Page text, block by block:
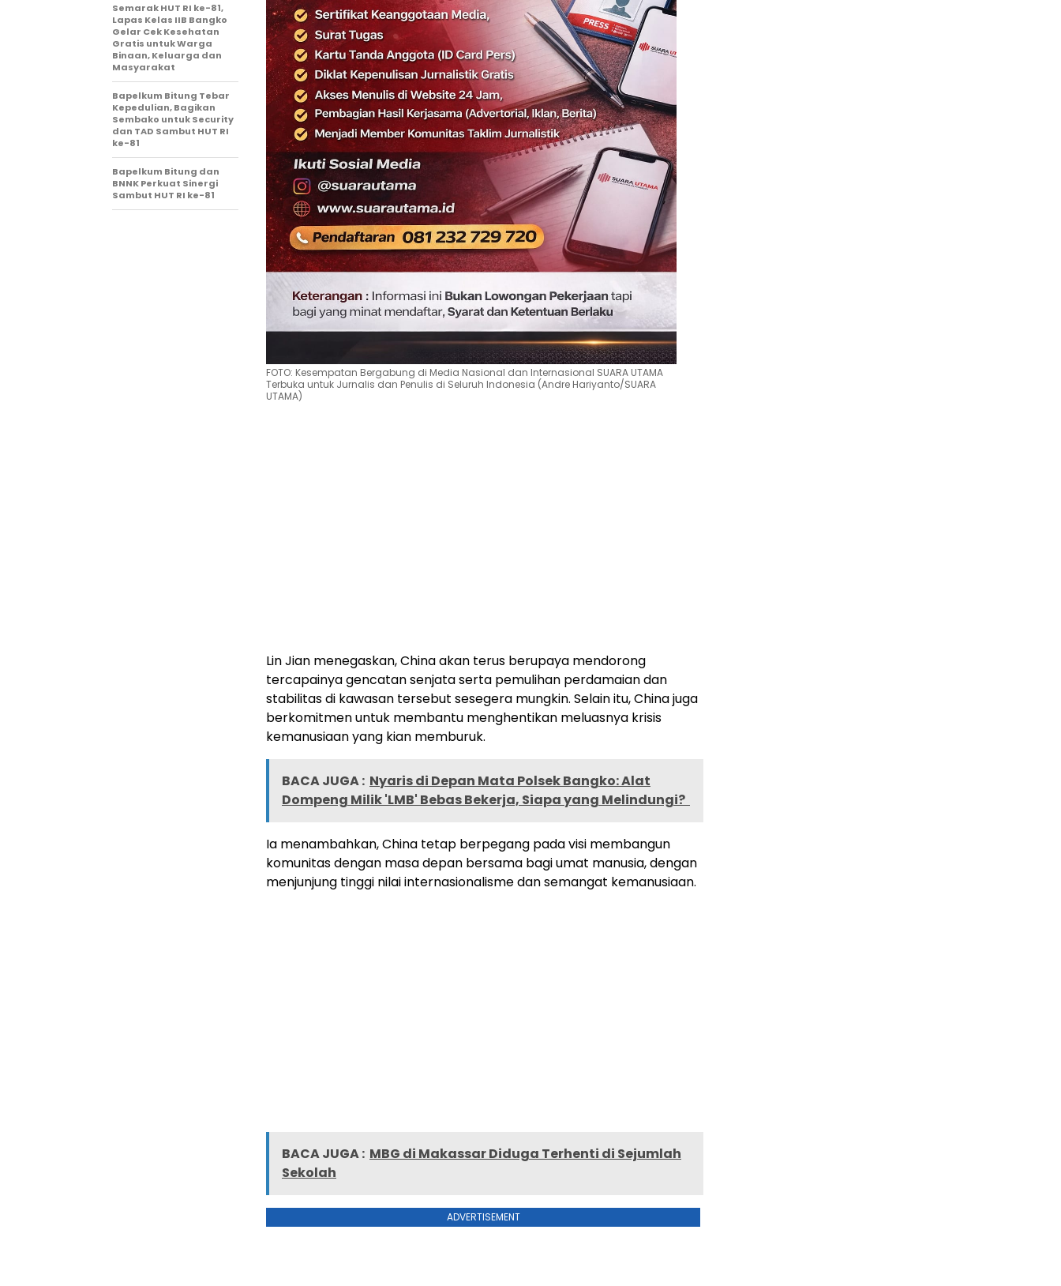
FOTO: Kesempatan Bergabung di Media Nasional dan Internasional SUARA UTAMA
Terbuka untuk Jurnalis dan Penulis di Seluruh Indonesia (Andre Hariyanto/SUARA
UTAMA)
Lin Jian menegaskan, China akan terus berupaya mendorong
tercapainya gencatan senjata serta pemulihan perdamaian dan
stabilitas di kawasan tersebut sesegera mungkin. Selain itu, China juga
berkomitmen untuk membantu menghentikan meluasnya krisis
kemanusiaan yang kian memburuk.
BACA JUGA : Nyaris di Depan Mata Polsek Bangko: Alat
Dompeng Milik 'LMB' Bebas Bekerja, Siapa yang Melindungi?
Ia menambahkan, China tetap berpegang pada visi membangun
komunitas dengan masa depan bersama bagi umat manusia, dengan
menjunjung tinggi nilai internasionalisme dan semangat kemanusiaan.
BACA JUGA : MBG di Makassar Diduga Terhenti di Sejumlah
Sekolah
ADVERTISEMENT
Semarak HUT RI ke-81,
Lapas Kelas IIB Bangko
Gelar Cek Kesehatan
Gratis untuk Warga
Binaan, Keluarga dan
Masyarakat
Bapelkum Bitung Tebar
Kepedulian, Bagikan
Sembako untuk Security
dan TAD Sambut HUT RI
ke-81
Bapelkum Bitung dan
BNNK Perkuat Sinergi
Sambut HUT RI ke-81